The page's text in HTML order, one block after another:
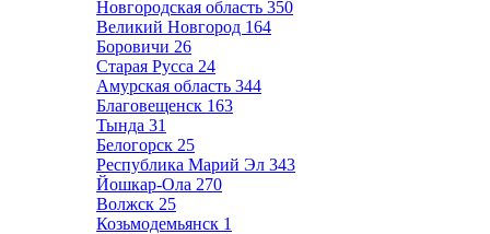
Новгородская область 350
Великий Новгород 164
Боровичи 26
Старая Русса 24
Амурская область 344
Благовещенск 163
Тында 31
Белогорск 25
Республика Марий Эл 343
Йошкар-Ола 270
Волжск 25
Козьмодемьянск 1